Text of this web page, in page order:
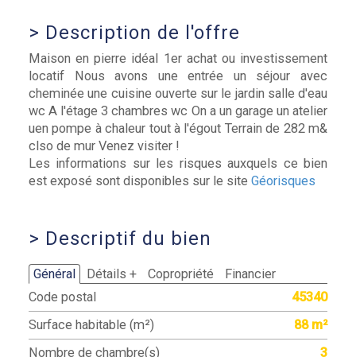
> Description de l'offre
Maison en pierre idéal 1er achat ou investissement
locatif Nous avons une entrée un séjour avec
cheminée une cuisine ouverte sur le jardin salle d'eau
wc A l'étage 3 chambres wc On a un garage un atelier
uen pompe à chaleur tout à l'égout Terrain de 282 m&
clso de mur Venez visiter !
Les informations sur les risques auxquels ce bien
est exposé sont disponibles sur le site Géorisques
> Descriptif du bien
Général Détails + Copropriété
Financier
Code postal
45340
Surface habitable (m²)
88 m²
Nombre de chambre(s)
3